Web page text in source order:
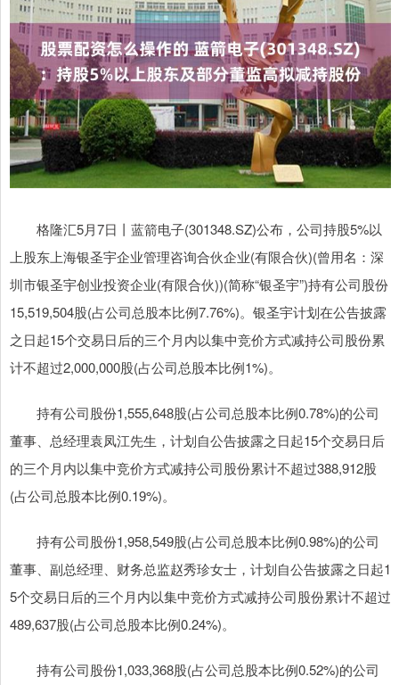
格隆汇5月7日丨蓝箭电子(301348.SZ)公布，公司持股5%以
上股东上海银圣宇企业管理咨询合伙企业(有限合伙)(曾用名：深
圳市银圣宇创业投资企业(有限合伙))(简称“银圣宇”)持有公司股份
15,519,504股(占公司总股本比例7.76%)。银圣宇计划在公告披露
之日起15个交易日后的三个月内以集中竞价方式减持公司股份累
计不超过2,000,000股(占公司总股本比例1%)。
持有公司股份1,555,648股(占公司总股本比例0.78%)的公司
董事、总经理袁凤江先生，计划自公告披露之日起15个交易日后
的三个月内以集中竞价方式减持公司股份累计不超过388,912股
(占公司总股本比例0.19%)。
持有公司股份1,958,549股(占公司总股本比例0.98%)的公司
董事、副总经理、财务总监赵秀珍女士，计划自公告披露之日起1
5个交易日后的三个月内以集中竞价方式减持公司股份累计不超过
489,637股(占公司总股本比例0.24%)。
持有公司股份1,033,368股(占公司总股本比例0.52%)的公司